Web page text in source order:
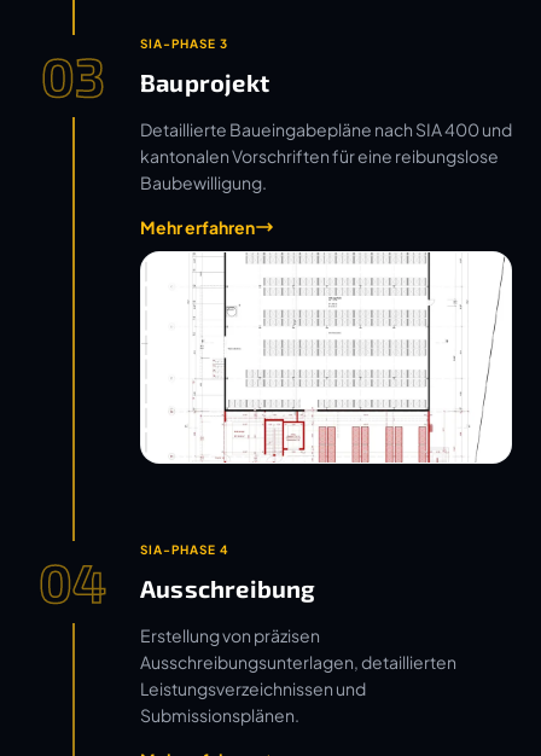
03 SIA-PHASE 3
Bauprojekt
Detaillierte Baueingabepläne nach SIA 400 und
kantonalen Vorschriften für eine reibungslose
Baubewilligung.
Mehr erfahren
04 SIA-PHASE 4
Ausschreibung
Erstellung von präzisen
Ausschreibungsunterlagen, detaillierten
Leistungsverzeichnissen und
Submissionsplänen.